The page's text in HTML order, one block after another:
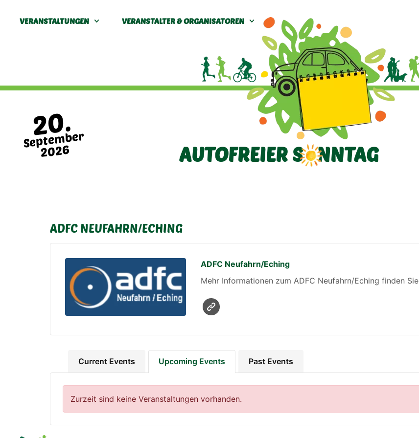
20.
September
2026 AUTOFREIER SONNTAG
VERANSTALTUNGEN VERANSTALTER & ORGANISATOREN
ADFC NEUFAHRN/ECHING
ADFC Neufahrn/Eching
Mehr Informationen zum ADFC Neufahrn/Eching finden Sie
Current Events Upcoming Events Past Events
Zurzeit sind keine Veranstaltungen vorhanden.